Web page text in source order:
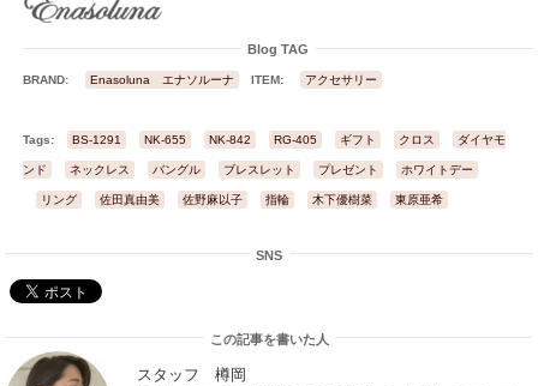
Blog TAG
BRAND: Enasoluna エナソルーナ ITEM: アクセサリー
Tags: BS-1291 NK-655 NK-842 RG-405 ギフト クロス ダイヤモ
ンド ネックレス バングル ブレスレット プレゼント ホワイトデー
リング 佐田真由美 佐野麻以子 指輪 木下優樹菜 東原亜希
SNS
この記事を書いた人
スタッフ 樽岡